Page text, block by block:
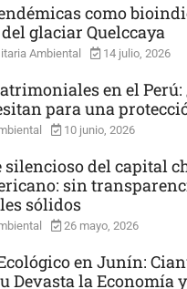
como
glaciar Quelccaya
Ambiental 14 julio, 2026
en el Perú:
para una
10 junio, 2026
silencioso del capital
sin
sólidos
26 mayo, 2026
en Junín:
Devasta la Economía